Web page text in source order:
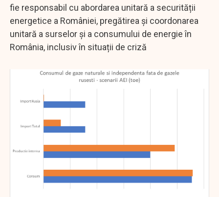
fie responsabil cu abordarea unitară a securității
energetice a României, pregătirea și coordonarea
unitară a surselor și a consumului de energie în
România, inclusiv în situații de criză